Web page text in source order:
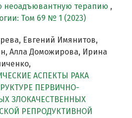
неоадъювантную терапию ,
Том 69 № 1 (2023)
Евгений Имянитов,
Алла Доможирова, Ирина
АСПЕКТЫ РАКА
ПЕРВИЧНО-
ЗЛОКАЧЕСТВЕННЫХ
РЕПРОДУКТИВНОЙ